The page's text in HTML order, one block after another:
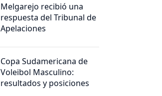
Melgarejo recibió una
respuesta del Tribunal de
Apelaciones
Copa Sudamericana de
Voleibol Masculino:
resultados y posiciones